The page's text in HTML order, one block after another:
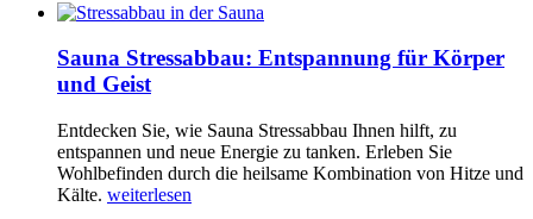
Sauna Stressabbau: Entspannung für Körper
und Geist
Entdecken Sie, wie Sauna Stressabbau Ihnen hilft, zu
entspannen und neue Energie zu tanken. Erleben Sie
Wohlbefinden durch die heilsame Kombination von Hitze und
Kälte. weiterlesen